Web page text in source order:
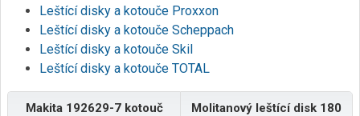
Leštící disky a kotouče Proxxon
Leštící disky a kotouče Scheppach
Leštící disky a kotouče Skil
Leštící disky a kotouče TOTAL
Makita 192629-7 kotouč
Molitanový leštící disk 180